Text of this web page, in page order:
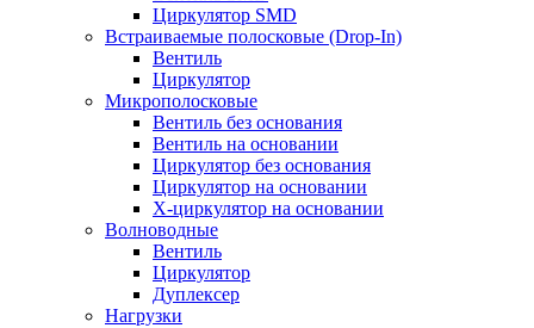
Циркулятор SMD
Встраиваемые полосковые (Drop-In)
Вентиль
Циркулятор
Микрополосковые
Вентиль без основания
Вентиль на основании
Циркулятор без основания
Циркулятор на основании
Х-циркулятор на основании
Волноводные
Вентиль
Циркулятор
Дуплексер
Нагрузки